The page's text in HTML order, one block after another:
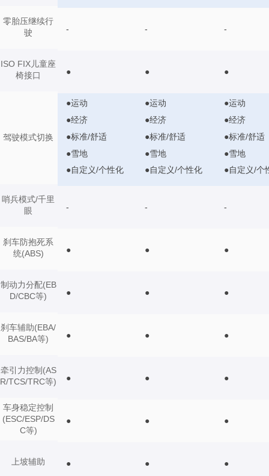
零胎压继续行
驶
ISO FIX儿童座
椅接口
驾驶模式切换
哨兵模式/千里
眼
刹车防抱死系
统(ABS)
制动力分配(EB
D/CBC等)
刹车辅助(EBA/
BAS/BA等)
牵引力控制(AS
R/TCS/TRC等)
车身稳定控制
(ESC/ESP/DS
C等)
上坡辅助
- - -
● ● ●
●运动
●经济
●标准/舒适
●雪地
●自定义/个性化
●运动
●经济
●标准/舒适
●雪地
●自定义/个性化
●运动
●经济
●标准/舒适
●雪地
●自定义/个
- - -
● ● ●
● ● ●
● ● ●
● ● ●
● ● ●
● ● ●